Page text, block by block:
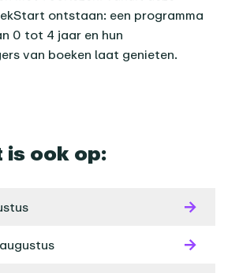
ontstaan: een programma
0 tot 4 jaar en hun
van boeken laat genieten.
is ook op: